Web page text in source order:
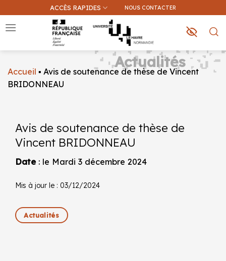
au
contenu
ACCÈS RAPIDES NOUS CONTACTER
Que recherchez-vous ?
Accueil ▪ Avis de soutenance de thèse de Vincent
BRIDONNEAU
Avis de soutenance de thèse de
Vincent BRIDONNEAU
Date: le Mardi 3 décembre 2024
Mis à jour le : 03/12/2024
Actualités
Actualités